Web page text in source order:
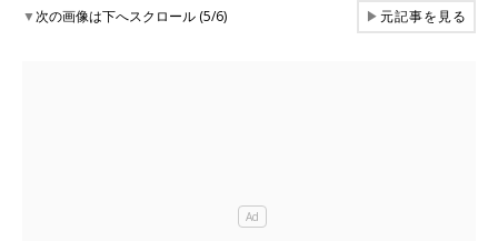
▼次の画像は下へスクロール (5/6) ▶元記事を見る